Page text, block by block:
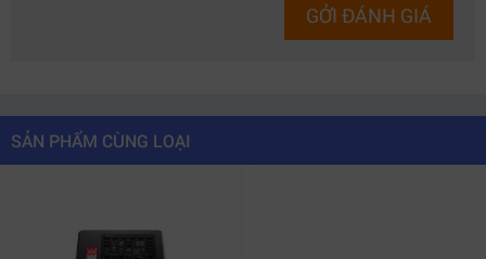
kênh dành cho broadcast chuyên nghiệp!
GỞI ĐÁNH GIÁ
SẢN PHẨM CÙNG LOẠI